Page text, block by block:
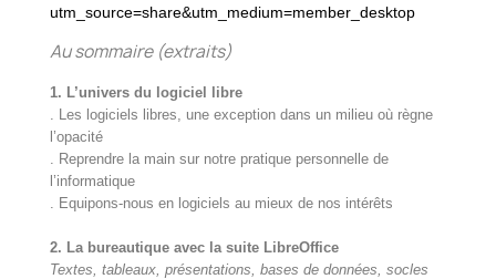
utm_source=share&utm_medium=member_desktop
Au sommaire (extraits)
1. L’univers du logiciel libre
. Les logiciels libres, une exception dans un milieu où règne
l’opacité
. Reprendre la main sur notre pratique personnelle de
l’informatique
. Equipons-nous en logiciels au mieux de nos intérêts
2. La bureautique avec la suite LibreOffice
Textes, tableaux, présentations, bases de données, socles